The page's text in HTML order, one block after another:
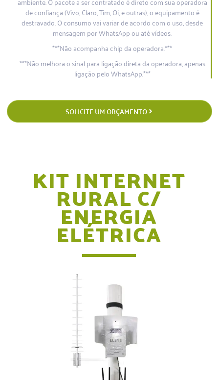
de confiança (Vivo, Claro, Tim, Oi, e outras), o equipamento é
destravado. O consumo vai variar de acordo com o uso, desde
mensagem por WhatsApp ou até vídeos.
***Não acompanha chip da operadora.***
***Não melhora o sinal para ligação direta da operadora, apenas
ligação pelo WhatsApp.***
SOLICITE UM ORÇAMENTO
KIT INTERNET
RURAL C/
ENERGIA
ELÉTRICA